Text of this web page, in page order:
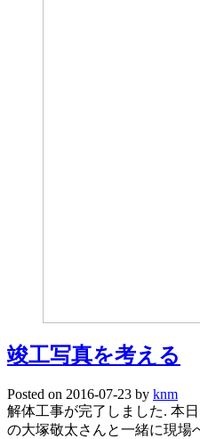
竣工写真を考える
Posted on 2016-07-23 by knm
解体工事が完了しました. 本
の大塚敬太さんと一緒に現場